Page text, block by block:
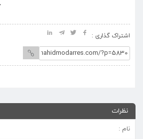
خطه
اشتراک گذاری :
نظرات